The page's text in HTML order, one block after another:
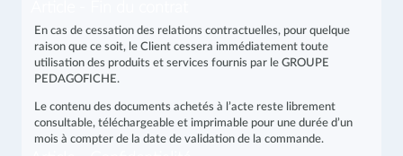
En cas de cessation des relations contractuelles, pour quelque
raison que ce soit, le Client cessera immédiatement toute
utilisation des produits et services fournis par le GROUPE
PEDAGOFICHE.
Le contenu des documents achetés à l’acte reste librement
consultable, téléchargeable et imprimable pour une durée d’un
mois à compter de la date de validation de la commande.